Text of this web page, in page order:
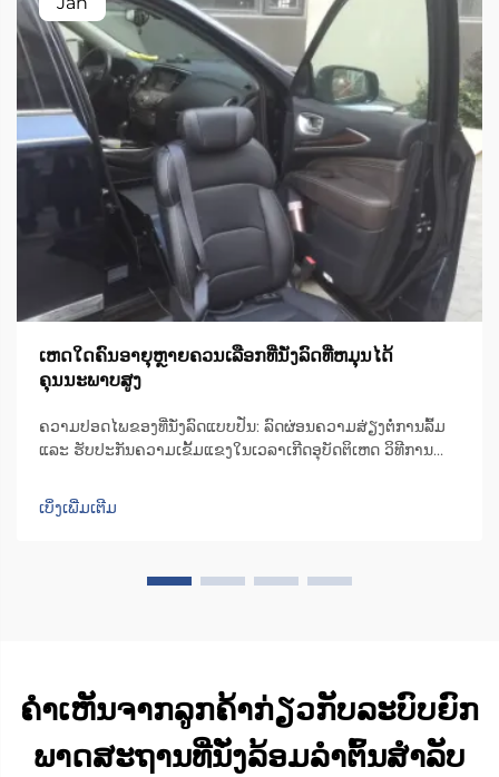
ເຫດໃດຄົນອາຍຸຫຼາຍຄວນເລືອກທີ່ນັ່ງລົດທີ່ຫມຸນໄດ້
ຄຸນນະພາບສູງ
ຄວາມປອດໄພຂອງທີ່ນັ່ງລົດແບບປັ່ນ: ລົດຜ່ອນຄວາມສ່ຽງຕໍ່ການລົ້ມ
ແລະ ຮັບປະກັນຄວາມເຂັ້ມແຂງໃນເວລາເກີດອຸບັດຕິເຫດ ວິທີການ
ການຍ້າຍຕົວ ເກົ້າອີ້ຫຼືທີ່ນັ່ງມີເຄື່ອງຈັກທີ່ສາມາດປັ່ນໄດ້ເປັນພິເສດ ເຊິ່ງ
ຊ່ວຍປັ່ນທີ່ນັ່ງໄປ 90 ອົງສາໄປທາງດ້ານປະຕູລົດ ເພື່ອໃຫ້ຜູ້ໃຊ້...
ເບິ່ງເພີ່ມເຕີມ
ຄຳເຫັນຈາກລູກຄ້າກ່ຽວກັບລະບົບຍົກ
ພາດສະຖານທີ່ນັ່ງລ້ອມລໍາຕົ້ນສຳລັບ